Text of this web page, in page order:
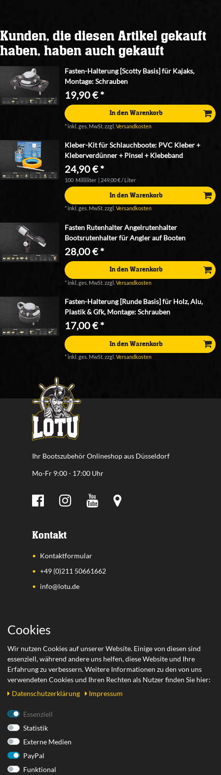
Kunden, die diesen Artikel gekauft
haben, haben auch gekauft
Fasten-Halterung [Scotty Basis] für Kajaks,
Montage: Schrauben
19,90 € *
In den Warenkorb
*inkl. ges. MwSt. zzgl.Versandkosten
Kleber-Kit für Schlauchboote: PVC Kleber +
Kleberverdünner + Pinsel + Klebeband
24,90 € *
100 Milliliter | 249,00 € / Liter
In den Warenkorb
* inkl. ges. MwSt. zzgl.Versandkosten
Fasten Rutenhalter Angelrutenhalter
Bootsrutenhalter für Angler auf Booten
28,00 € *
In den Warenkorb
*inkl. ges. MwSt. zzgl.Versandkosten
Fasten-Halterung [Runde Basis] für Holz, Alu,
Plastik & Gfk, Montage: Schrauben
17,00 € *
In den Warenkorb
*inkl. ges. MwSt. zzgl.Versandkosten
Ihr Bootszubehör Onlineshop aus Düsseldorf
Mo-Fr 9:00 - 17:00 Uhr
Kontakt
Kontaktformular
+49 (0)211 50661662
info@lotu.de
Wichtige Links
Versand
Retoure
Rechtliches
AGB
Cookies
Wir nutzen Cookies auf unserer Website. Einige von diesen sind
essenziell, während andere uns helfen, diese Website und Ihre
Erfahrung zu verbessern. Weitere Informationen zu den von uns
verwendeten Cookies und Ihren Rechten als Nutzer finden Sie hier:
Daten­schutz­erklärung
Impressum
Essenziell
Statistik
Externe Medien
PayPal
Funktional